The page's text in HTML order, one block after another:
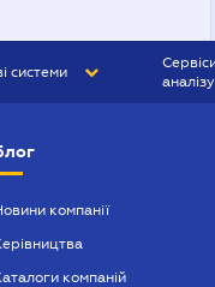
системи
аналізу
компанії
компаній